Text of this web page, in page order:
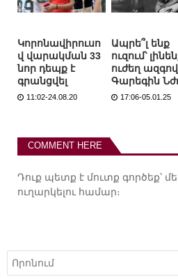
Կորոնավիրուսո
վ վարակման 33
նոր դեպք է
գրանցվել
11:02-24.08.20
Ապրե՞լ ենք
ուզում՝
ուժեղ
Գարեգին
17:06-05.01.25
COMMENT HERE
Դուք պետք է մուտք գործեք՝
ուղարկելու համար։
Որոնել